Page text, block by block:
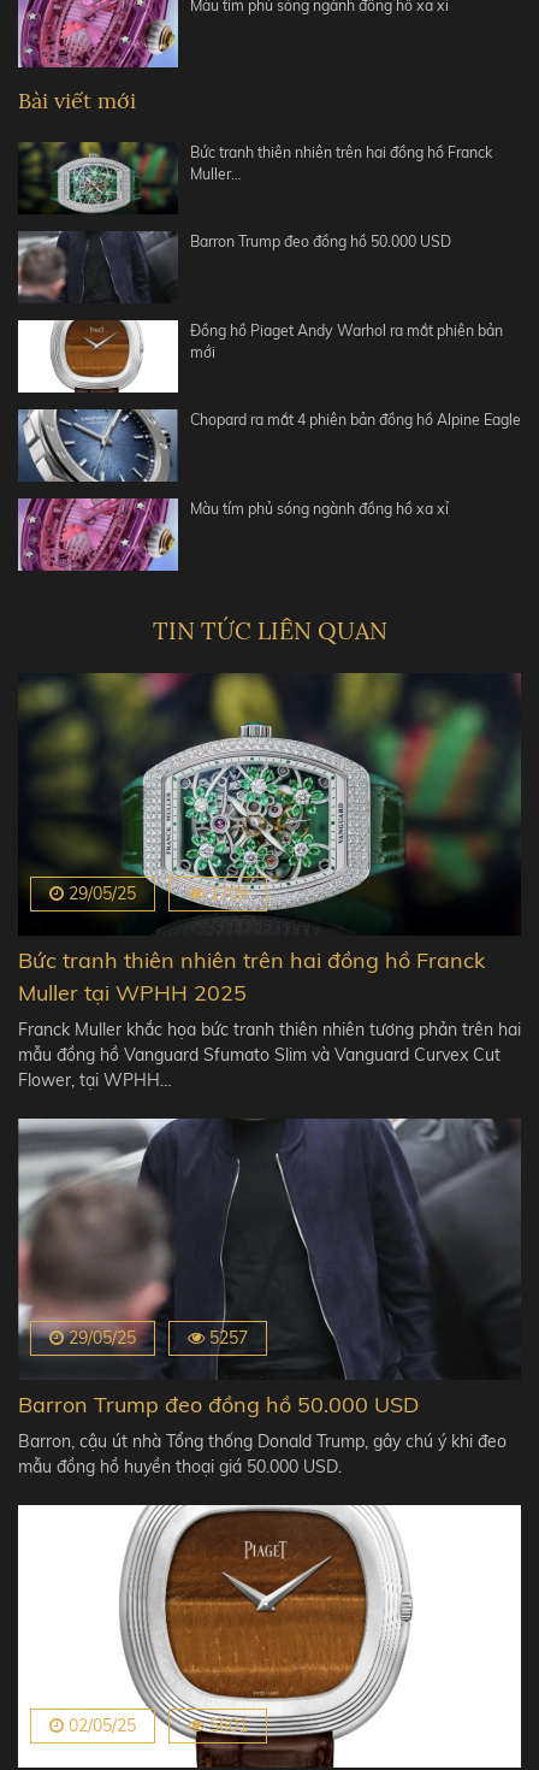
Màu tím phủ sóng ngành đồng hồ xa xỉ
Bài viết mới
Bức tranh thiên nhiên trên hai đồng hồ Franck
Muller…
Barron Trump đeo đồng hồ 50.000 USD
Đồng hồ Piaget Andy Warhol ra mắt phiên bản
mới
Chopard ra mắt 4 phiên bản đồng hồ Alpine Eagle
Màu tím phủ sóng ngành đồng hồ xa xỉ
TIN TỨC LIÊN QUAN
29/05/25 1709
Bức tranh thiên nhiên trên hai đồng hồ Franck
Muller tại WPHH 2025
Franck Muller khắc họa bức tranh thiên nhiên tương phản trên hai
mẫu đồng hồ Vanguard Sfumato Slim và Vanguard Curvex Cut
Flower, tại WPHH…
29/05/25 5257
Barron Trump đeo đồng hồ 50.000 USD
Barron, cậu út nhà Tổng thống Donald Trump, gây chú ý khi đeo
mẫu đồng hồ huyền thoại giá 50.000 USD.
02/05/25 5601